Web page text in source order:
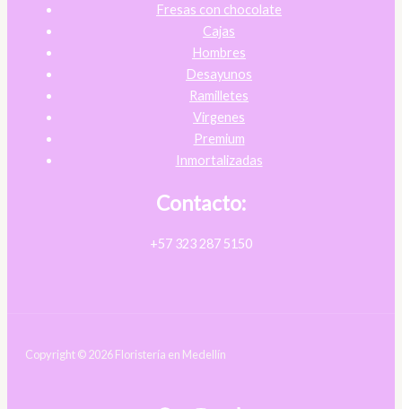
Fresas con chocolate
Cajas
Hombres
Desayunos
Ramilletes
Virgenes
Premium
Inmortalizadas
Contacto:
+57 323 287 5150
Copyright © 2026 Floristería en Medellín